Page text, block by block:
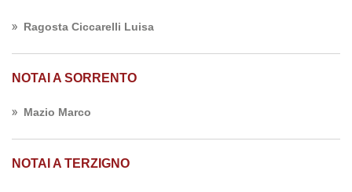
Ragosta Ciccarelli Luisa
NOTAI A SORRENTO
Mazio Marco
NOTAI A TERZIGNO